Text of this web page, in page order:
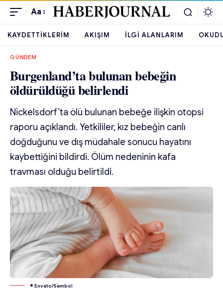
Aa
KAYDETTIKLERIM AKIŞIM İLGI ALANLARIM
GÜNDEM
Burgenland’ta bulunan bebeğin
öldürüldüğü belirlendi
Nickelsdorf’ta ölü bulunan bebeğe ilişkin otopsi
raporu açıklandı. Yetkililer, kız bebeğin canlı
doğduğunu ve dış müdahale sonucu hayatını
kaybettiğini bildirdi. Ölüm nedeninin kafa
travması olduğu belirtildi.
© Envato/Sembol